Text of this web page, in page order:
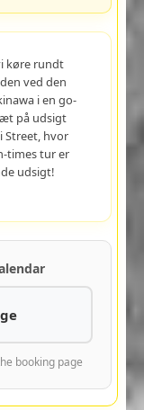
køre rundt
ved den
i en go-
på udsigt
Street, hvor
times tur er
udsigt!
booking page